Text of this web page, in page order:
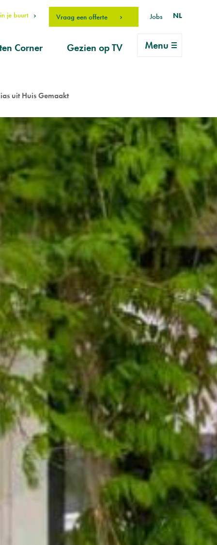
je buurt Vraag een offerte Jobs NL
Corner
Fan
Gezien op TV Menu
uit Huis Gemaakt